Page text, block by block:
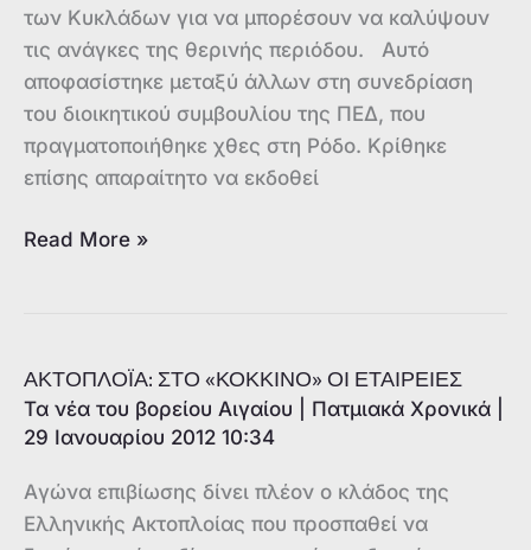
των Κυκλάδων για να μπορέσουν να καλύψουν
τις ανάγκες της θερινής περιόδου. Αυτό
αποφασίστηκε μεταξύ άλλων στη συνεδρίαση
του διοικητικού συμβουλίου της ΠΕΔ, που
πραγματοποιήθηκε χθες στη Ρόδο. Κρίθηκε
επίσης απαραίτητο να εκδοθεί
Οι
«στάση
πληρωμών»
Read More »
ΑΚΤΟΠΛΟΪΑ: ΣΤΟ «ΚΟΚΚΙΝΟ» ΟΙ ΕΤΑΙΡΕΙΕΣ
Τα νέα του βορείου Αιγαίου Πατμιακά Χρονικά
29 Ιανουαρίου 2012 10:34
Aγώνα επιβίωσης δίνει πλέον ο κλάδος της
Ελληνικής Ακτοπλοίας που προσπαθεί να